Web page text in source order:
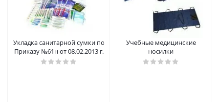
Укладка санитарной сумки по
Приказу №61н от 08.02.2013 г.
Учебные медицинские
носилки